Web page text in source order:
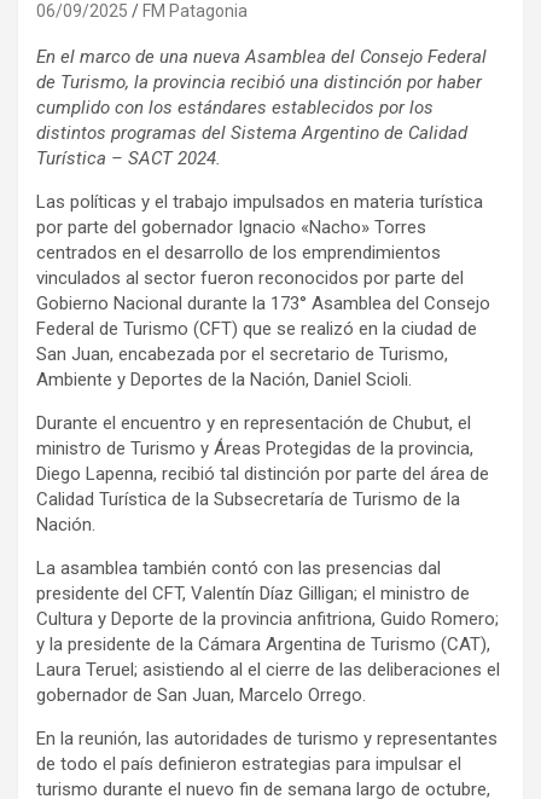
06/09/2025 FM Patagonia
En el marco de una nueva Asamblea del Consejo Federal
de Turismo, la provincia recibió una distinción por haber
cumplido con los estándares establecidos por los
distintos programas del Sistema Argentino de Calidad
Turística – SACT 2024.
Las políticas y el trabajo impulsados en materia turística
por parte del gobernador Ignacio «Nacho» Torres
centrados en el desarrollo de los emprendimientos
vinculados al sector fueron reconocidos por parte del
Gobierno Nacional durante la 173° Asamblea del Consejo
Federal de Turismo (CFT) que se realizó en la ciudad de
San Juan, encabezada por el secretario de Turismo,
Ambiente y Deportes de la Nación, Daniel Scioli.
Durante el encuentro y en representación de Chubut, el
ministro de Turismo y Áreas Protegidas de la provincia,
Diego Lapenna, recibió tal distinción por parte del área de
Calidad Turística de la Subsecretaría de Turismo de la
Nación.
La asamblea también contó con las presencias dal
presidente del CFT, Valentín Díaz Gilligan; el ministro de
Cultura y Deporte de la provincia anfitriona, Guido Romero;
y la presidente de la Cámara Argentina de Turismo (CAT),
Laura Teruel; asistiendo al el cierre de las deliberaciones el
gobernador de San Juan, Marcelo Orrego.
En la reunión, las autoridades de turismo y representantes
de todo el país definieron estrategias para impulsar el
turismo durante el nuevo fin de semana largo de octubre,